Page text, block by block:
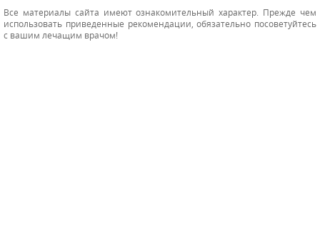
Все материалы сайта имеют ознакомительный характер. Прежде чем
использовать приведенные рекомендации, обязательно посоветуйтесь
с вашим лечащим врачом!